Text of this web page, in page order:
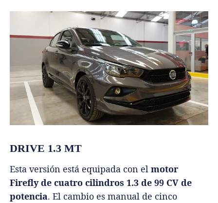
DRIVE 1.3 MT
Esta versión está equipada con el motor
Firefly de cuatro cilindros 1.3 de 99 CV de
potencia. El cambio es manual de cinco